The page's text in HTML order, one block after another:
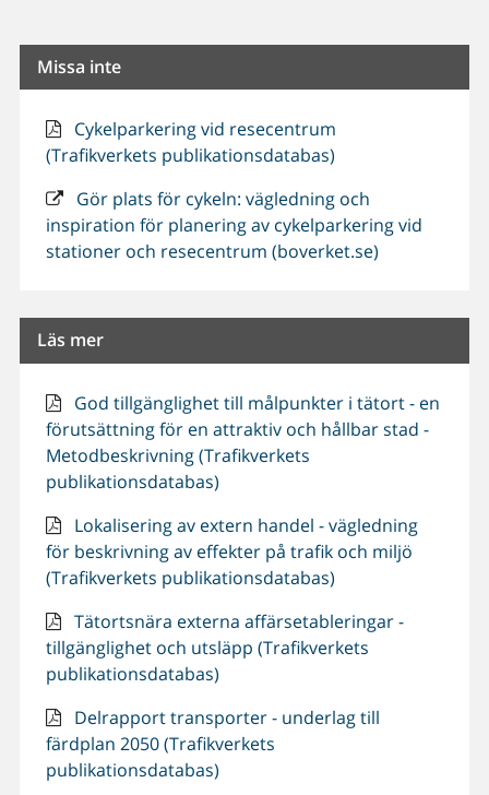
Missa inte
Cykelparkering vid resecentrum
(Trafikverkets publikationsdatabas)
Gör plats för cykeln: vägledning och
inspiration för planering av cykelparkering vid
stationer och resecentrum (boverket.se)
Läs mer
God tillgänglighet till målpunkter i tätort - en
förutsättning för en attraktiv och hållbar stad -
Metodbeskrivning (Trafikverkets
publikationsdatabas)
Lokalisering av extern handel - vägledning
för beskrivning av effekter på trafik och miljö
(Trafikverkets publikationsdatabas)
Tätortsnära externa affärsetableringar -
tillgänglighet och utsläpp (Trafikverkets
publikationsdatabas)
Delrapport transporter - underlag till
färdplan 2050 (Trafikverkets
publikationsdatabas)